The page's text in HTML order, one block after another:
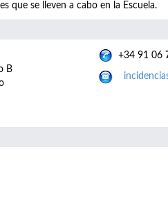
que se lleven a cabo en la Escuela.
B
+34 91 06